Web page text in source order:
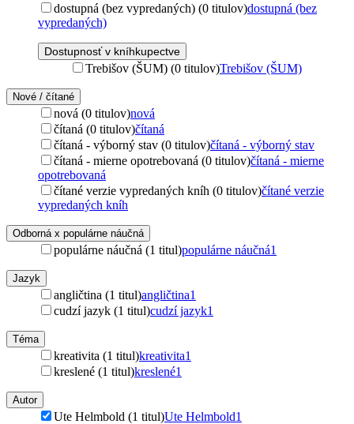
dostupná (bez vypredaných) (0 titulov)dostupná (bez
vypredaných)
Dostupnosť v kníhkupectve
Trebišov (ŠUM) (0 titulov)Trebišov (ŠUM)
Nové / čítané
nová (0 titulov)nová
čítaná (0 titulov)čítaná
čítaná - výborný stav (0 titulov)čítaná - výborný stav
čítaná - mierne opotrebovaná (0 titulov)čítaná - mierne
opotrebovaná
čítané verzie vypredaných kníh (0 titulov)čítané verzie
vypredaných kníh
Odborná x populárne náučná
populárne náučná (1 titul)populárne náučná1
Jazyk
angličtina (1 titul)angličtina1
cudzí jazyk (1 titul)cudzí jazyk1
Téma
kreativita (1 titul)kreativita1
kreslené (1 titul)kreslené1
Autor
Ute Helmbold (1 titul)Ute Helmbold1